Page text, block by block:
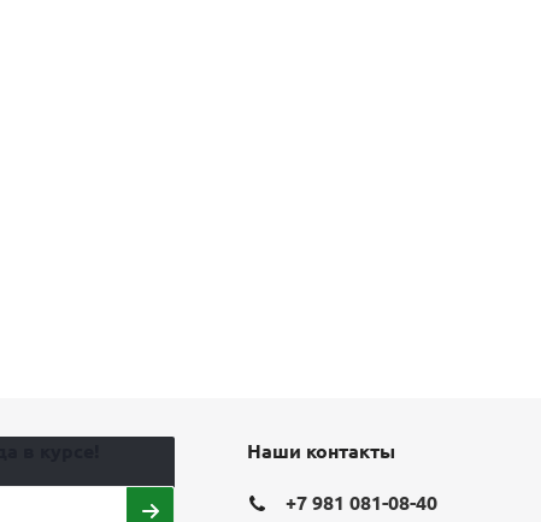
Наши контакты
+7 981 081-08-40